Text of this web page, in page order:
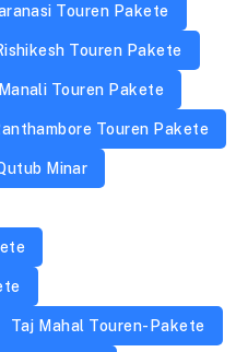
Touren Pakete
Touren Pakete
Manali Touren Pakete
Touren Pakete
Minar
Taj Mahal Touren-Pakete